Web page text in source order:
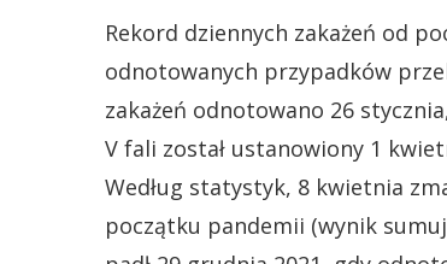
Rekord dziennych zakażeń od
odnotowanych przypadków
zakażeń odnotowano 26
V fali został ustanowiony 1
Według statystyk, 8 kwietnia
początku pandemii (wynik